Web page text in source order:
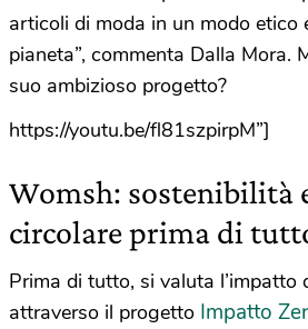
articoli di moda in un modo etico
pianeta”, commenta Dalla Mora.
suo ambizioso progetto?
https://youtu.be/fl81szpirpM”]
Womsh: sostenibilità
circolare prima di
Prima di tutto, si valuta l’impatto
attraverso il progetto Impatto